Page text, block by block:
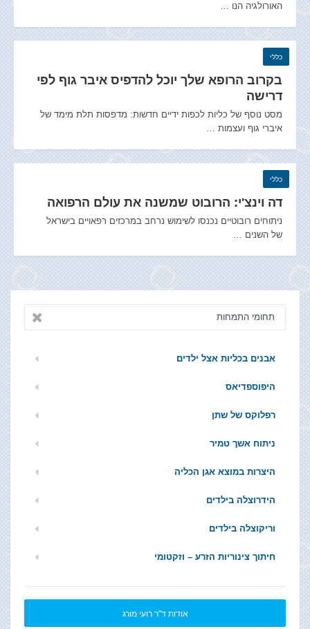
האורולגיה הנו …
כללי
בקרוב הרופא שלך יוכל להדפיס איבר גוף לפי
דרישה
מסט נוסף של כליות לכפות ידיים חדשות: מדפסות תלת מימד של
איברי גוף ועצמות …
כללי
דה וינצ'י: הרובוט שמשנה את עולם הרפואה
ניתוחים רובוטיים נכנסו לשימוש נרחב במרכזים רפאויים בישראל
של השנים …
תחומי התמחות
אבנים בכליות אצל ילדים
היפוספדיאס
רפלוקס של שתן
ניתוח אשך טמיר
היצרות במוצא אגן הכליה
הידרוצלה בילדים
וריקוצלה בילדים
חיתוך צינוריות הזרע – וזקטומי
אודות ד"ר רועי מורג